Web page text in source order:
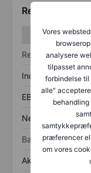
Vores
analysere
tilpasset
forbindelse
alle"
præferencer
om vores
Regnskabstal
Resultatopgørelse
Indtægter
EBITDA
Nettoresultat
Balance
Aktiver i alt